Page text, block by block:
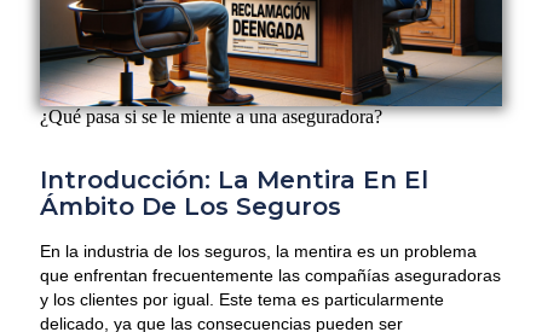
¿Qué pasa si se le miente a una aseguradora?
Introducción: La Mentira En El
Ámbito De Los Seguros
En la industria de los seguros, la mentira es un problema
que enfrentan frecuentemente las compañías aseguradoras
y los clientes por igual. Este tema es particularmente
delicado, ya que las consecuencias pueden ser